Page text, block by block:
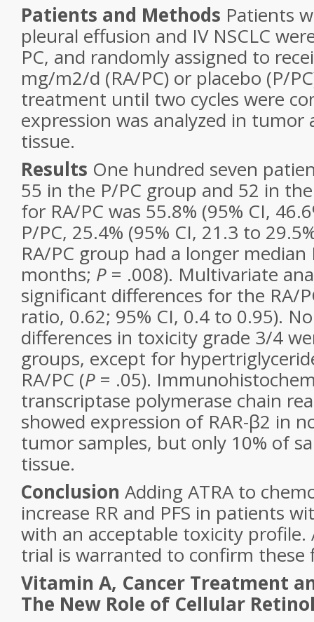
Patients and Methods Patients
pleural effusion and IV NSCLC
PC, and randomly assigned to
mg/m2/d (RA/PC) or placebo (P/
treatment until two cycles were
expression was analyzed in tumor
tissue.
Results One hundred seven
55 in the P/PC group and 52 in
for RA/PC was 55.8% (95% CI,
P/PC, 25.4% (95% CI, 21.3 to
RA/PC group had a longer median
months; P = .008). Multivariate
significant differences for the RA/
ratio, 0.62; 95% CI, 0.4 to 0.95).
differences in toxicity grade 3/4
groups, except for
RA/PC (P = .05).
transcriptase polymerase chain
showed expression of RAR-β2 in
tumor samples, but only 10% of
tissue.
Conclusion Adding ATRA to
increase RR and PFS in patients
with an acceptable toxicity profile.
trial is warranted to confirm these
Vitamin A, Cancer Treatment
The New Role of Cellular